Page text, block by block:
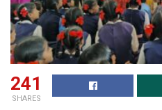
241
SHARES